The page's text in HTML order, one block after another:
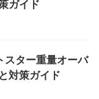
ガイド
スター重量オーバ
対策ガイド